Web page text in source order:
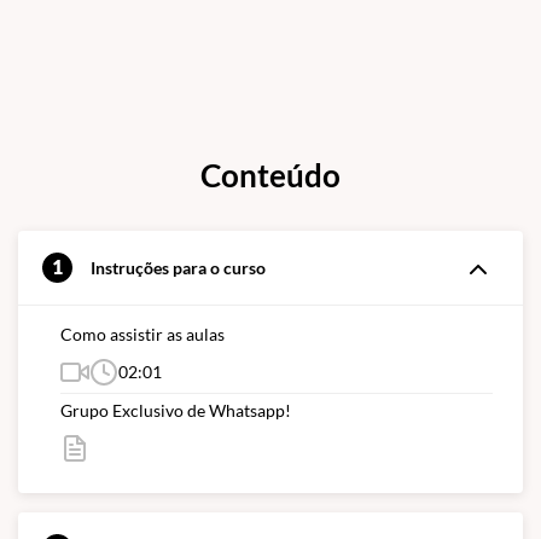
Conteúdo
1 Instruções para o curso
Como assistir as aulas
02:01
Grupo Exclusivo de Whatsapp!